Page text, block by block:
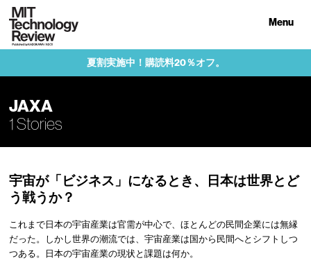
Menu
夏割実施中！購読料20％オフ。
JAXA
1 Stories
宇宙が「ビジネス」になるとき、日本は世界とど
う戦うか？
これまで日本の宇宙産業は官需が中心で、ほとんどの民間企業には無縁
だった。しかし世界の潮流では、宇宙産業は国から民間へとシフトしつ
つある。日本の宇宙産業の現状と課題は何か。